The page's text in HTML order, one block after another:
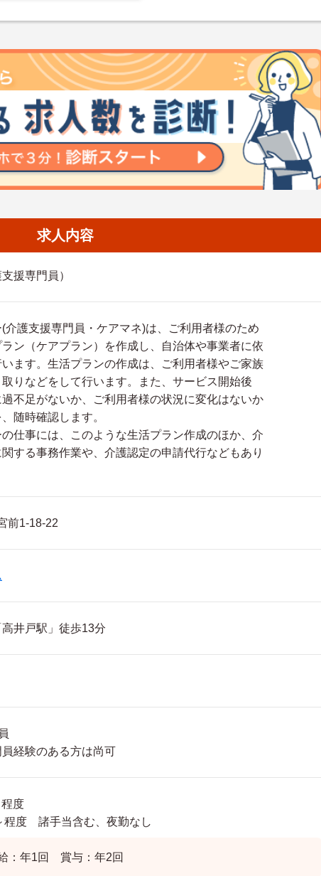
求人内容
援専門員）
介護支援専門員・ケアマネ)は、ご利用者様のため
ン（ケアプラン）を作成し、自治体や事業者に依
ます。生活プランの作成は、ご利用者様やご家族
りなどをして行います。また、サービス開始後
不足がないか、ご利用者様の状況に変化はないか
随時確認します。
仕事には、このような生活プラン作成のほか、介
する事務作業や、介護認定の申請代行などもあり
前1-18-22
井戸駅」徒歩13分
経験のある方は尚可
度
程度 諸手当含む、夜勤なし
：年1回 賞与：年2回